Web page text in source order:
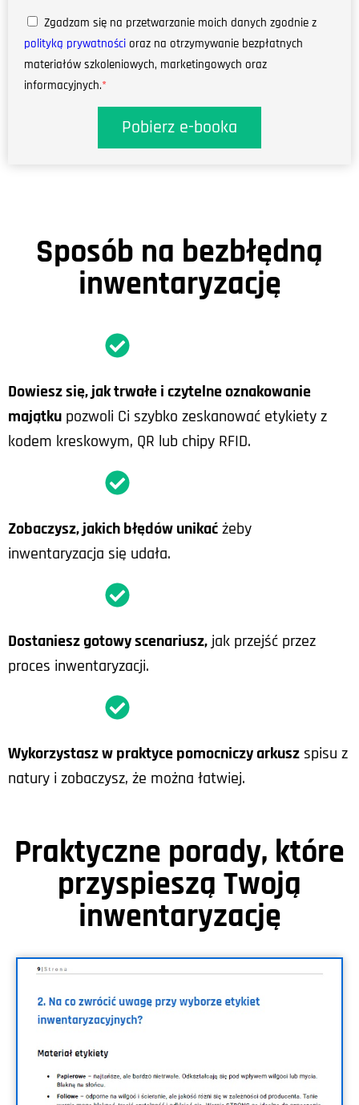
Zgadzam się na przetwarzanie moich danych zgodnie z
polityką prywatności oraz na otrzymywanie bezpłatnych
materiałów szkoleniowych, marketingowych oraz
informacyjnych.*
Pobierz e-booka
Sposób na bezbłędną
inwentaryzację
Dowiesz się, jak trwałe i czytelne oznakowanie
majątku pozwoli Ci szybko zeskanować etykiety z
kodem kreskowym, QR lub chipy RFID.
Zobaczysz, jakich błędów unikaćżeby
inwentaryzacja się udała.
Dostaniesz gotowy scenariusz, jak przejść przez
proces inwentaryzacji.
Wykorzystasz w praktyce pomocniczy arkusz spisu z
natury i zobaczysz, że można łatwiej.
Praktyczne porady, które
przyspieszą Twoją
inwentaryzację